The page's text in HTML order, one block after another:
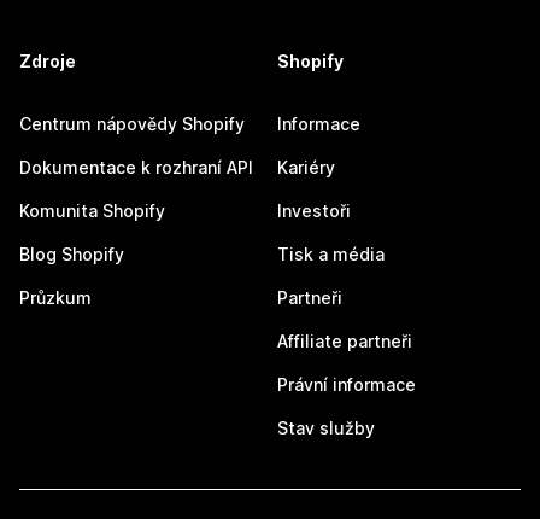
Zdroje
Centrum nápovědy Shopify
Dokumentace k rozhraní API
Komunita Shopify
Blog Shopify
Průzkum
Shopify
Informace
Kariéry
Investoři
Tisk a média
Partneři
Affiliate partneři
Právní informace
Stav služby